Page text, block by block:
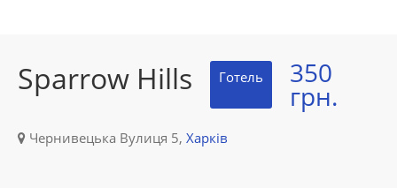
Sparrow Hills Готель 350
грн.
Чернивецька Вулиця 5, Харків